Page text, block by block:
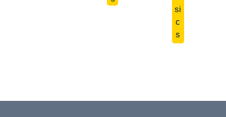
Firmenzentrale in Waltrop LP 1-6 | Waltrop | 2022
si
c
s